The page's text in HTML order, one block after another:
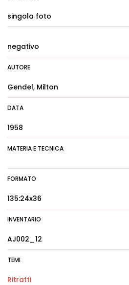
singola foto
negativo
AUTORE
Gendel, Milton
DATA
1958
MATERIA E TECNICA
FORMATO
135:24x36
INVENTARIO
AJ002_12
TEMI
Ritratti